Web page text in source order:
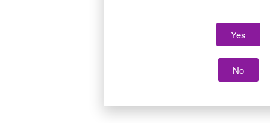
Yes
No